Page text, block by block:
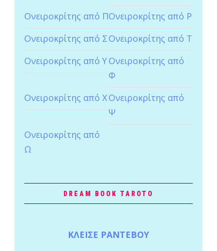
Ονειροκρίτης από ΠΟνειροκρίτης από Ρ
Ονειροκρίτης από ΣΟνειροκρίτης από Τ
Ονειροκρίτης από ΥΟνειροκρίτης από
Φ
Ονειροκρίτης από ΧΟνειροκρίτης από
Ψ
Ονειροκρίτης από
Ω
DREAM BOOK TAROTO
ΚΛΕΙΣΕ ΡΑΝΤΕΒΟΥ